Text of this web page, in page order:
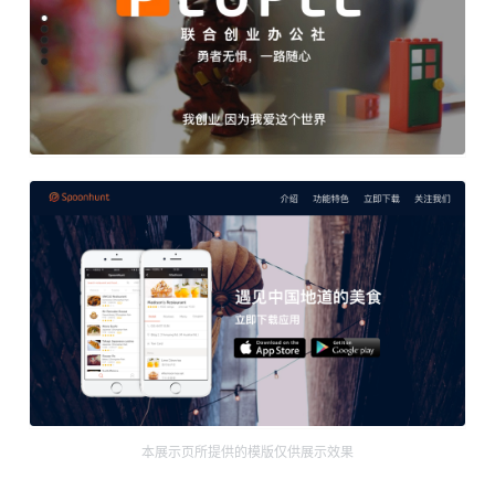
本展示页所提供的模版仅供展示效果